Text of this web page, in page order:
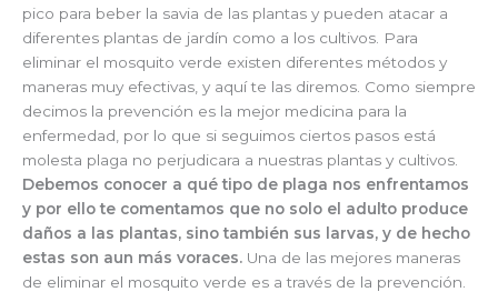
pico para beber la savia de las plantas y pueden atacar a
diferentes plantas de jardín como a los cultivos. Para
eliminar el mosquito verde existen diferentes métodos y
maneras muy efectivas, y aquí te las diremos. Como siempre
decimos la prevención es la mejor medicina para la
enfermedad, por lo que si seguimos ciertos pasos está
molesta plaga no perjudicara a nuestras plantas y cultivos.
Debemos conocer a qué tipo de plaga nos enfrentamos
y por ello te comentamos que no solo el adulto produce
daños a las plantas, sino también sus larvas, y de hecho
estas son aun más voraces. Una de las mejores maneras
de eliminar el mosquito verde es a través de la prevención.